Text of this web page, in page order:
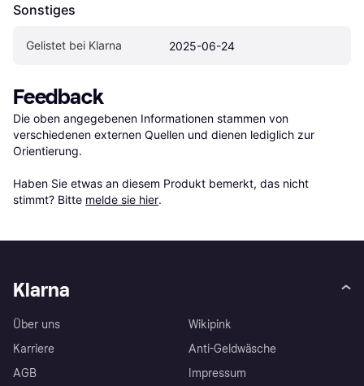
Sonstiges
Gelistet bei Klarna 2025-06-24
Feedback
Die oben angegebenen Informationen stammen von
verschiedenen externen Quellen und dienen lediglich zur
Orientierung.
Haben Sie etwas an diesem Produkt bemerkt, das nicht
stimmt? Bitte melde sie hier.
Klarna
Über uns
Karriere
AGB
Wikipink
Anti-Geldwäsche
Impressum